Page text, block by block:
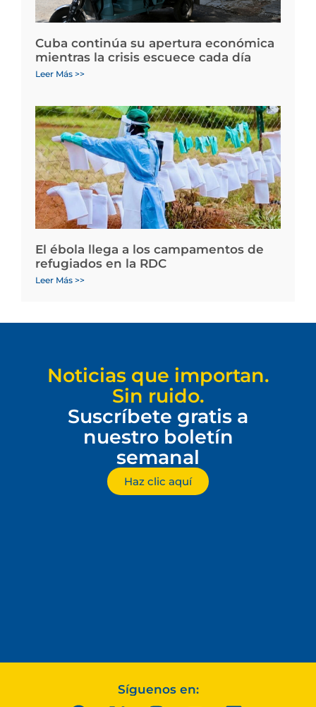
Cuba continúa su apertura económica
mientras la crisis escuece cada día
Leer Más >>
El ébola llega a los campamentos de
refugiados en la RDC
Leer Más >>
Noticias que importan.
Sin ruido.
Suscríbete gratis a
nuestro boletín
semanal
Haz clic aquí
Síguenos en: